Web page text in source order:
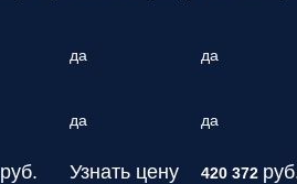
да да
да да
руб. Узнать цену 420 372